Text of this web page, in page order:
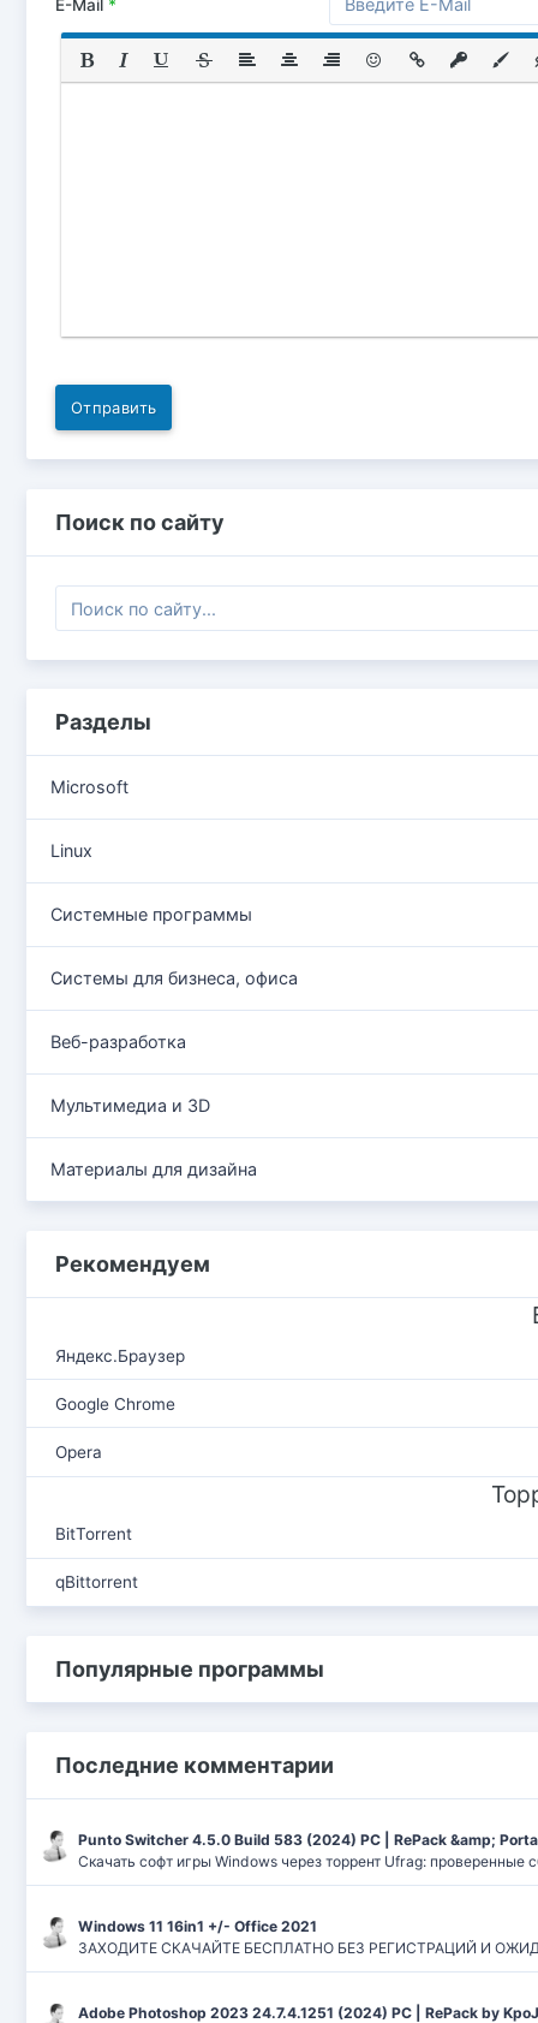
E-Mail *
Отправить
Поиск по сайту
Разделы
Microsoft
Linux
Системные программы
Системы для бизнеса, офиса
Веб-разработка
Мультимедиа и 3D
Материалы для дизайна
Рекомендуем
Яндекс.Браузер
Google Chrome
Opera
BitTorrent
qBittorrent
Популярные программы
Последние комментарии
Punto Switcher 4.5.0 Build 583 (2024) РС | RePack &amp;
Скачать софт игры Windows через торрент Ufrag: проверенные
Windows 11 16in1 +/- Office 2021
ЗАХОДИТЕ СКАЧАЙТЕ БЕСПЛАТНО БЕЗ РЕГИСТРАЦИЙ И
Adobe Photoshop 2023 24.7.4.1251 (2024) PC | RePack by